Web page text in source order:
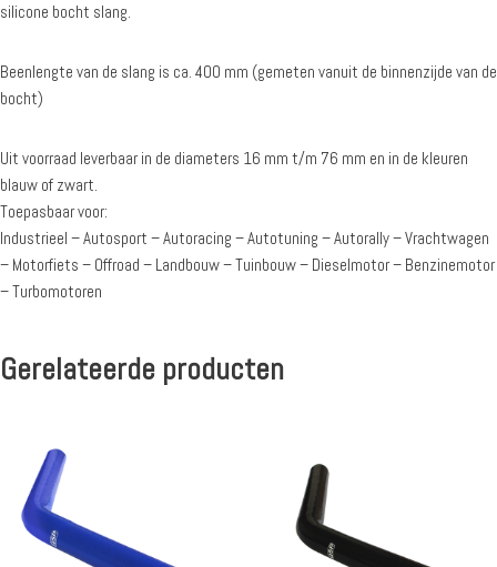
silicone bocht slang.
Beenlengte van de slang is ca. 400 mm (gemeten vanuit de binnenzijde van de
bocht)
Uit voorraad leverbaar in de diameters 16 mm t/m 76 mm en in de kleuren
blauw of zwart.
Toepasbaar voor:
Industrieel – Autosport – Autoracing – Autotuning – Autorally – Vrachtwagen
– Motorfiets – Offroad – Landbouw – Tuinbouw – Dieselmotor – Benzinemotor
– Turbomotoren
Gerelateerde producten